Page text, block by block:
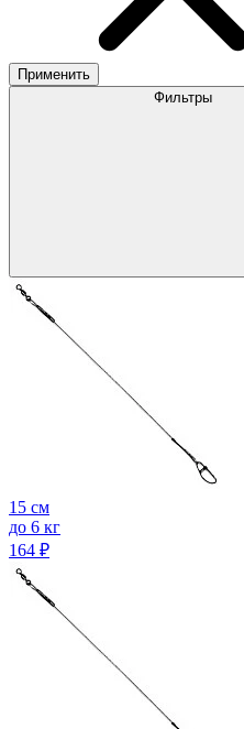
Применить
Фильтры
15 см
до 6 кг
164 ₽